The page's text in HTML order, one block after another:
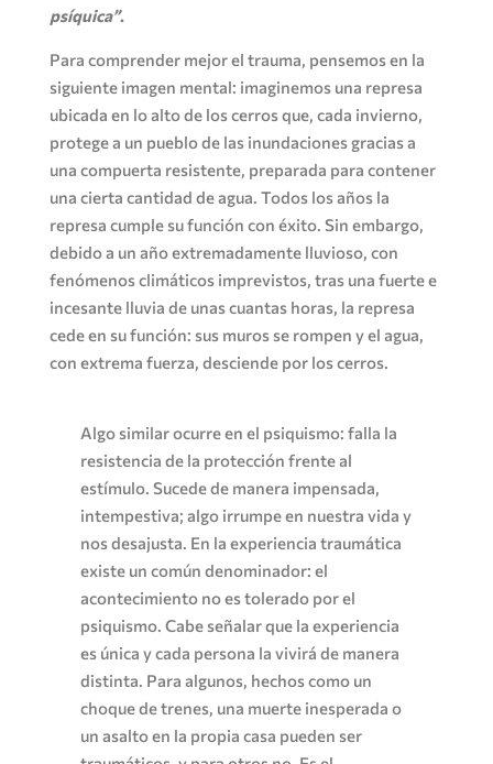
psíquica”.
Para comprender mejor el trauma, pensemos en la
siguiente imagen mental: imaginemos una represa
ubicada en lo alto de los cerros que, cada invierno,
protege a un pueblo de las inundaciones gracias a
una compuerta resistente, preparada para contener
una cierta cantidad de agua. Todos los años la
represa cumple su función con éxito. Sin embargo,
debido a un año extremadamente lluvioso, con
fenómenos climáticos imprevistos, tras una fuerte e
incesante lluvia de unas cuantas horas, la represa
cede en su función: sus muros se rompen y el agua,
con extrema fuerza, desciende por los cerros.
Algo similar ocurre en el psiquismo: falla la
resistencia de la protección frente al
estímulo. Sucede de manera impensada,
intempestiva; algo irrumpe en nuestra vida y
nos desajusta. En la experiencia traumática
existe un común denominador: el
acontecimiento no es tolerado por el
psiquismo. Cabe señalar que la experiencia
es única y cada persona la vivirá de manera
distinta. Para algunos, hechos como un
choque de trenes, una muerte inesperada o
un asalto en la propia casa pueden ser